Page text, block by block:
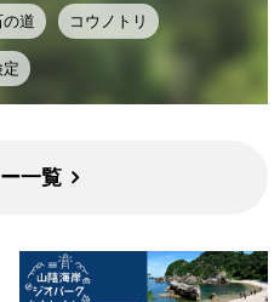
道 コウノトリ
一覧